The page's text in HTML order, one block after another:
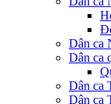
Dân ca
Dân ca
Dân ca
Dân ca